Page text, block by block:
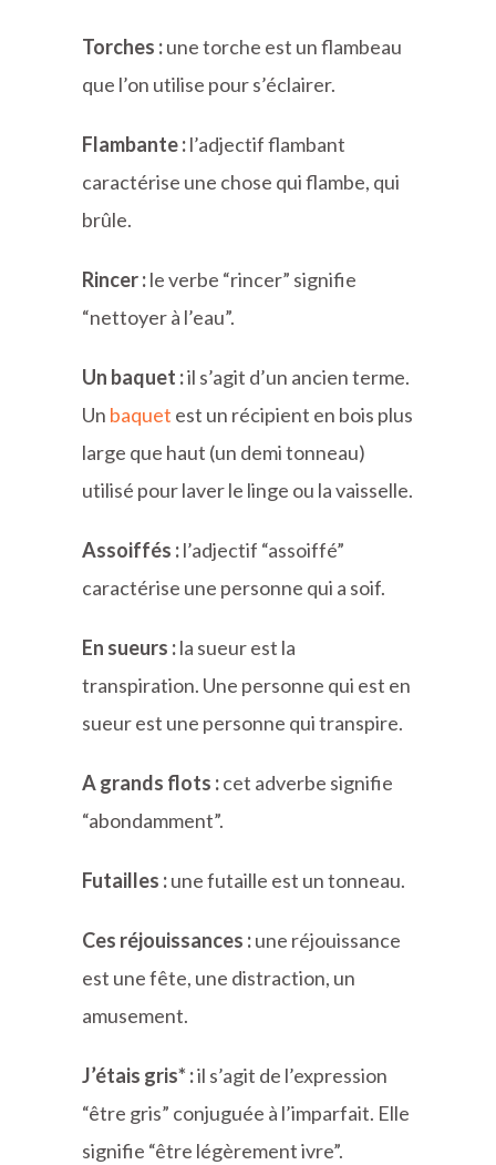
Torches :une torche est un flambeau
que l’on utilise pour s’éclairer.
Flambante :l’adjectif flambant
caractérise une chose qui flambe, qui
brûle.
Rincer :le verbe “rincer” signifie
“nettoyer à l’eau”.
Un baquet :il s’agit d’un ancien terme.
Un baquet est un récipient en bois plus
large que haut (un demi tonneau)
utilisé pour laver le linge ou la vaisselle.
Assoiffés :l’adjectif “assoiffé”
caractérise une personne qui a soif.
En sueurs :la sueur est la
transpiration. Une personne qui est en
sueur est une personne qui transpire.
A grands flots :cet adverbe signifie
“abondamment”.
Futailles :une futaille est un tonneau.
Ces réjouissances :une réjouissance
est une fête, une distraction, un
amusement.
J’étais gris* :il s’agit de l’expression
“être gris” conjuguée à l’imparfait. Elle
signifie “être légèrement ivre”.